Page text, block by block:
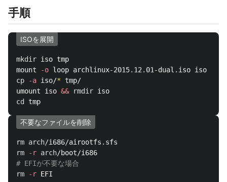
手順
ISOを展開
mkdir iso tmp
mount
-o
cp
-a iso/* tmp/
umount iso && rmdir
cd
不要なファイルを削除
rm arch
rm
-r arch
# EFIが不要な場合
rm
-r